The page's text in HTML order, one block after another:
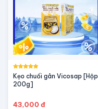
Kẹo chuối gân Vicosap [Hộp
200g]
43,000 đ